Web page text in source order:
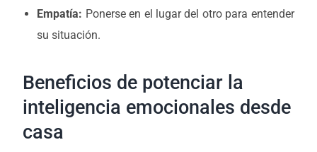
Empatía: Ponerse en el lugar del otro para entender
su situación.
Beneficios de potenciar la
inteligencia emocionales desde
casa